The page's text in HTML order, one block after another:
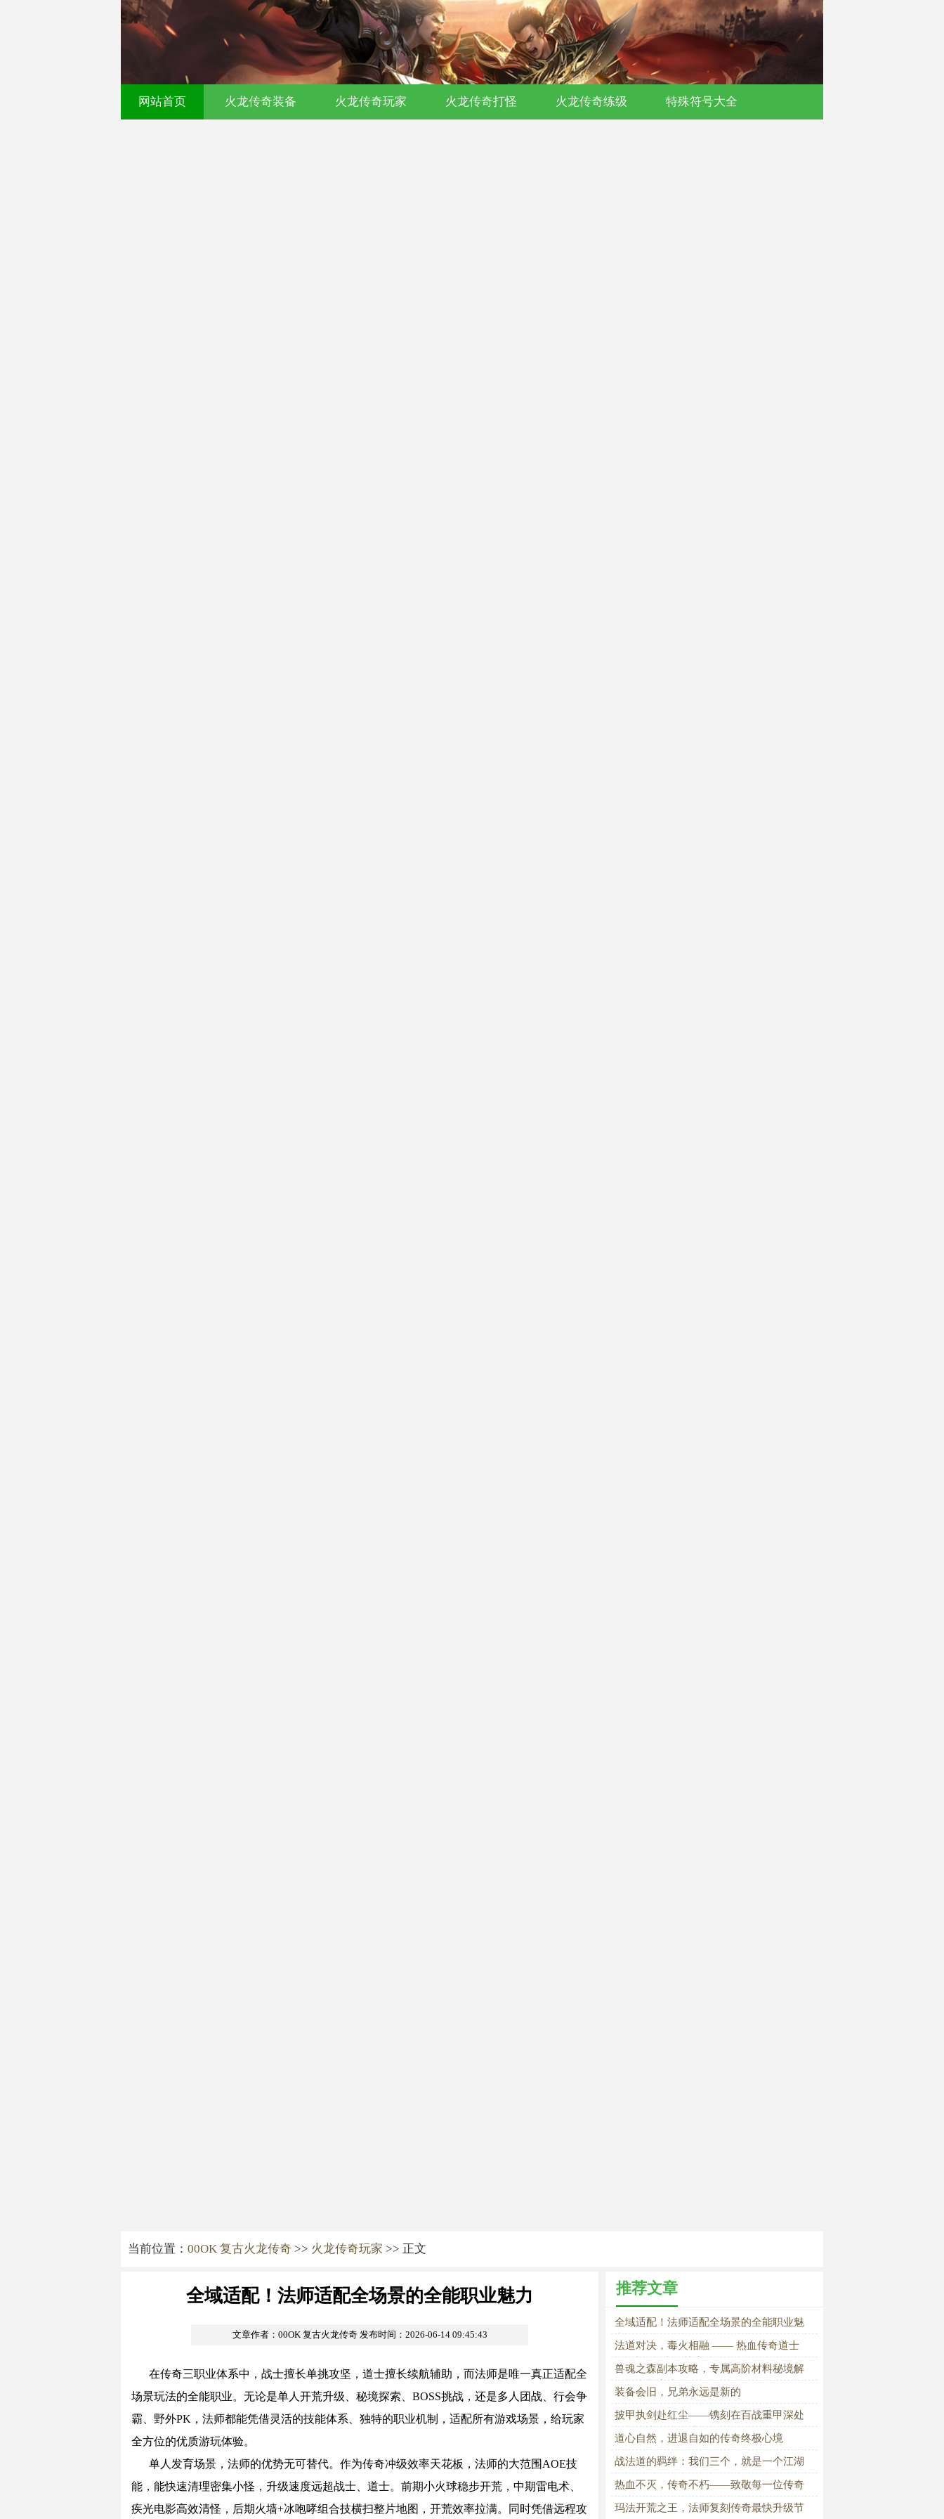
00ok传奇发布网-今日新开传奇私服-176复古-180合击-单职业沉默
网站首页 火龙传奇装备 火龙传奇玩家 火龙传奇打怪 火龙传奇练级 特殊符号大全
当前位置： 00OK 复古火龙传奇 >> 火龙传奇玩家 >> 正文
全域适配！法师适配全场景的全能职业魅力
文章作者：00OK 复古火龙传奇 发布时间：2026-06-14 09:45:43
在传奇三职业体系中，战士擅长单挑攻坚，道士擅长续航辅助，而法师是唯一真正适配全
场景玩法的全能职业。无论是单人开荒升级、秘境探索、BOSS挑战，还是多人团战、行会争
霸、野外PK，法师都能凭借灵活的技能体系、独特的职业机制，适配所有游戏场景，给玩家
全方位的优质游玩体验。
单人发育场景，法师的优势无可替代。作为传奇冲级效率天花板，法师的大范围AOE技
能，能快速清理密集小怪，升级速度远超战士、道士。前期小火球稳步开荒，中期雷电术、
疾光电影高效清怪，后期火墙+冰咆哮组合技横扫整片地图，开荒效率拉满。同时凭借远程攻
推荐文章
全域适配！法师适配全场景的全能职业魅
力
法道对决，毒火相融 —— 热血传奇道士
VS 法师的巅峰博弈
兽魂之森副本攻略，专属高阶材料秘境解
锁战力新高度
装备会旧，兄弟永远是新的
披甲执剑赴红尘——镌刻在百战重甲深处
的战士专属热血情怀
道心自然，进退自如的传奇终极心境
战法道的羁绊：我们三个，就是一个江湖
热血不灭，传奇不朽——致敬每一位传奇
战士
玛法开荒之王，法师复刻传奇最快升级节